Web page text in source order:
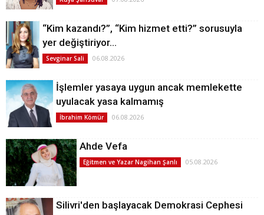
“Kim kazandı?”, “Kim hizmet etti?” sorusuyla
yer değiştiriyor…
Sevginar Sali 06.08.2026
İşlemler yasaya uygun ancak memlekette
uyulacak yasa kalmamış
İbrahim Kömür 06.08.2026
Ahde Vefa
Eğitmen ve Yazar Nagihan Şanlı 05.08.2026
Silivri'den başlayacak Demokrasi Cephesi